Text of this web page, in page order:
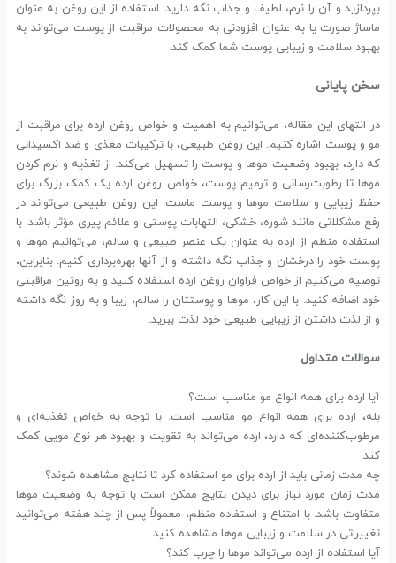
بپردازید و آن را نرم، لطیف و جذاب نگه دارید. استفاده از این روغن به عنوان
ماساژ صورت یا به عنوان افزودنی به محصولات مراقبت از پوست می‌تواند به
بهبود سلامت و زیبایی پوست شما کمک کند.
سخن پایانی
در انتهای این مقاله، می‌توانیم به اهمیت و خواص روغن ارده برای مراقبت از
مو و پوست اشاره کنیم. این روغن طبیعی، با ترکیبات مغذی و ضد اکسیدانی
که دارد، بهبود وضعیت موها و پوست را تسهیل می‌کند. از تغذیه و نرم کردن
موها تا رطوبت‌رسانی و ترمیم پوست، خواص روغن ارده یک کمک بزرگ برای
حفظ زیبایی و سلامت موها و پوست ماست. این روغن طبیعی می‌تواند در
رفع مشکلاتی مانند شوره، خشکی، التهابات پوستی و علائم پیری مؤثر باشد. با
استفاده منظم از ارده به عنوان یک عنصر طبیعی و سالم، می‌توانیم موها و
پوست خود را درخشان و جذاب نگه داشته و از آنها بهره‌برداری کنیم. بنابراین،
توصیه می‌کنیم از خواص فراوان روغن ارده استفاده کنید و به روتین مراقبتی
خود اضافه کنید. با این کار، موها و پوستتان را سالم، زیبا و به روز نگه داشته
و از لذت داشتن از زیبایی طبیعی خود لذت ببرید.
سوالات متداول
آیا ارده برای همه انواع مو مناسب است؟
بله، ارده برای همه انواع مو مناسب است. با توجه به خواص تغذیه‌ای و
مرطوب‌کننده‌ای که دارد، ارده می‌تواند به تقویت و بهبود هر نوع مویی کمک
کند.
چه مدت زمانی باید از ارده برای مو استفاده کرد تا نتایج مشاهده شوند؟
مدت زمان مورد نیاز برای دیدن نتایج ممکن است با توجه به وضعیت موها
متفاوت باشد. با امتناع و استفاده منظم، معمولاً پس از چند هفته می‌توانید
تغییراتی در سلامت و زیبایی موها مشاهده کنید.
آیا استفاده از ارده می‌تواند موها را چرب کند؟